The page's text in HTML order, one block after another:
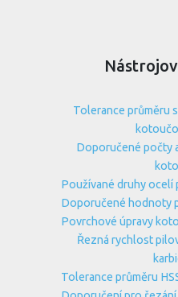
Tolerance průměru
Doporučené počty
Používané druhy
Doporučené hodnoty
Povrchové úpravy
Řezná rychlost
Tolerance průměru